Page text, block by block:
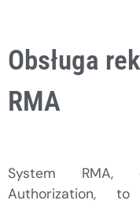
Obsługa
RMA
System RMA,
Authorization,